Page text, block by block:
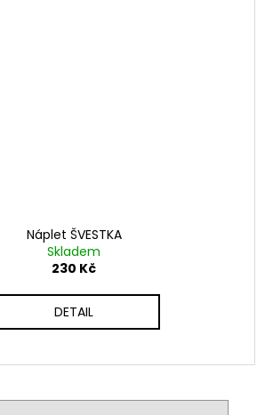
Náplet ŠVESTKA
Skladem
230 Kč
DETAIL